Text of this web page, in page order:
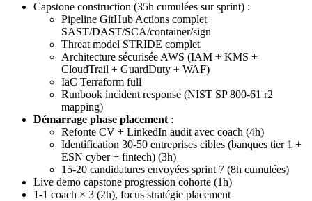
Capstone construction (35h cumulées sur sprint) :
Pipeline GitHub Actions complet
SAST/DAST/SCA/container/sign
Threat model STRIDE complet
Architecture sécurisée AWS (IAM + KMS +
CloudTrail + GuardDuty + WAF)
IaC Terraform full
Runbook incident response (NIST SP 800-61 r2
mapping)
Démarrage phase placement :
Refonte CV + LinkedIn audit avec coach (4h)
Identification 30-50 entreprises cibles (banques tier 1 +
ESN cyber + fintech) (3h)
15-20 candidatures envoyées sprint 7 (8h cumulées)
Live demo capstone progression cohorte (1h)
1-1 coach × 3 (2h), focus stratégie placement